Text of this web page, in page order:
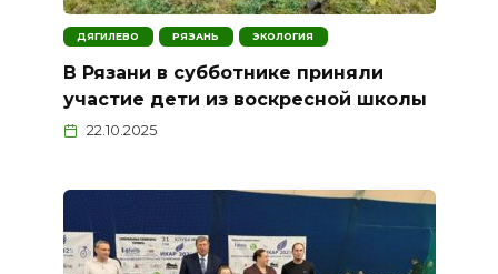
ДЯГИЛЕВО РЯЗАНЬ ЭКОЛОГИЯ
В Рязани в субботнике приняли
участие дети из воскресной школы
22.10.2025